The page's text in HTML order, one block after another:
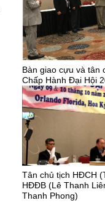
Bàn giao cựu và tân
Chấp Hành Đại Hội
Tân chủ tịch HĐCH
HĐĐB (Lê Thanh
Thanh Phong)